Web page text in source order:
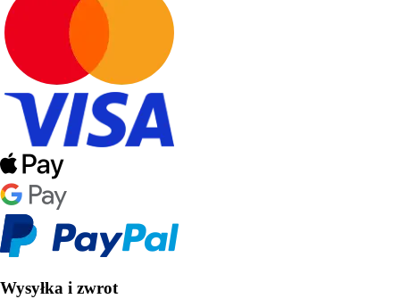
Wysyłka i zwrot